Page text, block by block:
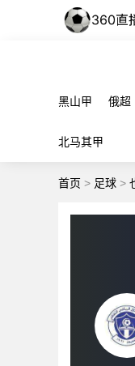
黑山甲 俄超
北马其甲
首页 > 足球 >